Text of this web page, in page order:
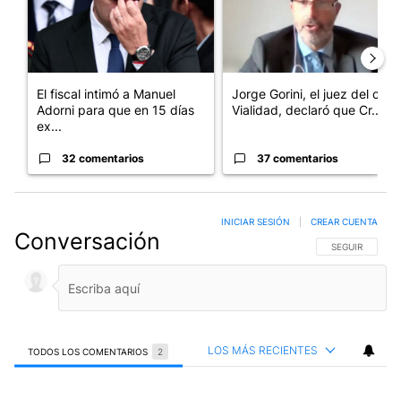
El fiscal intimó a Manuel
Adorni para que en 15 días
ex...
32 comentarios
Jorge Gorini, el juez del caso
Vialidad, declaró que Cr...
37 comentarios
Conversación SIGA ESTA
SEGUIR
INICIAR SESIÓN CREAR CUENTA
TODOS LOS COMENTARIOS 2 LOS MÁS RECIENTES